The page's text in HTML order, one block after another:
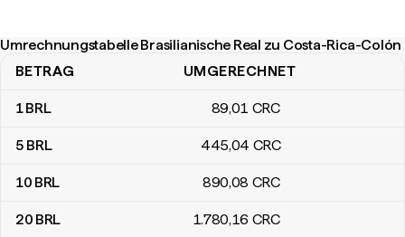
Umrechnungstabelle Brasilianische Real zu Costa-Rica-Colón
Umrechnungstabelle Brasilianische Real zu Costa-Rica-Colón
BETRAG UMGERECHNET
1BRL 89,01 CRC
5 BRL 445,04 CRC
10 BRL 890,08 CRC
20 BRL 1.780,16 CRC